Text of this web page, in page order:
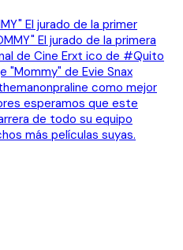
El jurado de la primer